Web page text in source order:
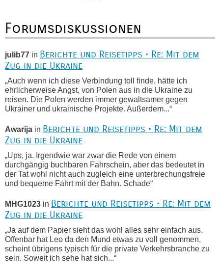
Forumsdiskussionen
julib77 in Berichte und Reisetipps • Re: Mit dem
Zug in die Ukraine
„Auch wenn ich diese Verbindung toll finde, hätte ich
ehrlicherweise Angst, von Polen aus in die Ukraine zu
reisen. Die Polen werden immer gewaltsamer gegen
Ukrainer und ukrainische Projekte. Außerdem...“
Awarija in Berichte und Reisetipps • Re: Mit dem
Zug in die Ukraine
„Ups, ja. Irgendwie war zwar die Rede von einem
durchgängig buchbaren Fahrschein, aber das bedeutet in
der Tat wohl nicht auch zugleich eine unterbrechungsfreie
und bequeme Fahrt mit der Bahn. Schade“
MHG1023 in Berichte und Reisetipps • Re: Mit dem
Zug in die Ukraine
„Ja auf dem Papier sieht das wohl alles sehr einfach aus.
Offenbar hat Leo da den Mund etwas zu voll genommen,
scheint übrigens typisch für die private Verkehrsbranche zu
sein. Soweit ich sehe hat sich...“